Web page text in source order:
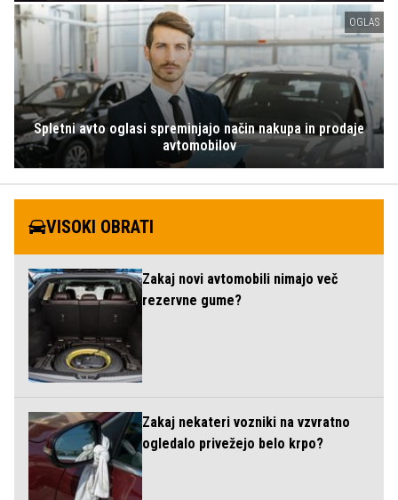
OGLAS
Spletni avto oglasi spreminjajo način nakupa in prodaje
avtomobilov
VISOKI OBRATI
Zakaj novi avtomobili nimajo več
rezervne gume?
Zakaj nekateri vozniki na vzvratno
ogledalo privežejo belo krpo?